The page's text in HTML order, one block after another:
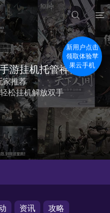
新用户点击
领取体验苹
果云手机
游挂机托管神器
家推荐
轻松挂机解放双手
资讯 攻略